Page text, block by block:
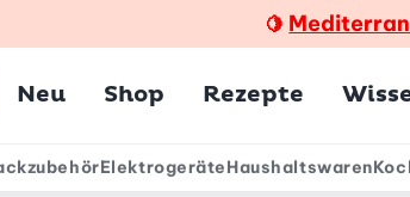
🍋
Neu Shop Rezepte
ElektrogeräteHaushaltswaren